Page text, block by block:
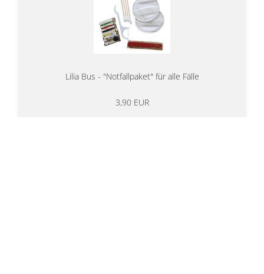
Lilia Bus - "Notfallpaket" für alle Fälle
3,90 EUR